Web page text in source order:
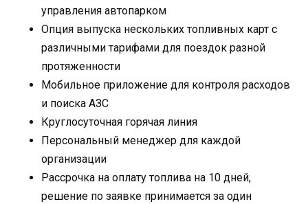
управления автопарком
Опция выпуска нескольких топливных карт с
различными тарифами для поездок разной
протяженности
Мобильное приложение для контроля расходов
и поиска АЗС
Круглосуточная горячая линия
Персональный менеджер для каждой
организации
Рассрочка на оплату топлива на 10 дней,
решение по заявке принимается за один